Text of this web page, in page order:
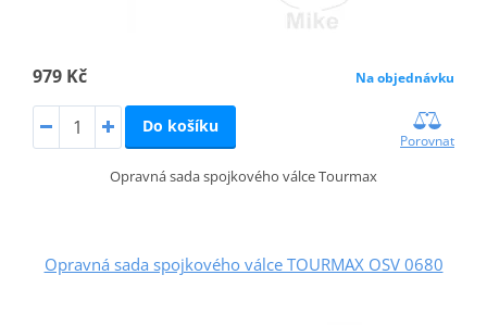
979 Kč Na objednávku
Do košíku
Porovnat
Opravná sada spojkového válce Tourmax
Opravná sada spojkového válce TOURMAX OSV 0680